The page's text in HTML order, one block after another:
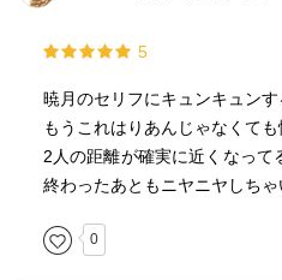
5
暁月のセリフにキュンキュンす
もうこれはりあんじゃなくても
2人の距離が確実に近くなっ
終わったあともニヤニヤしちゃ
0